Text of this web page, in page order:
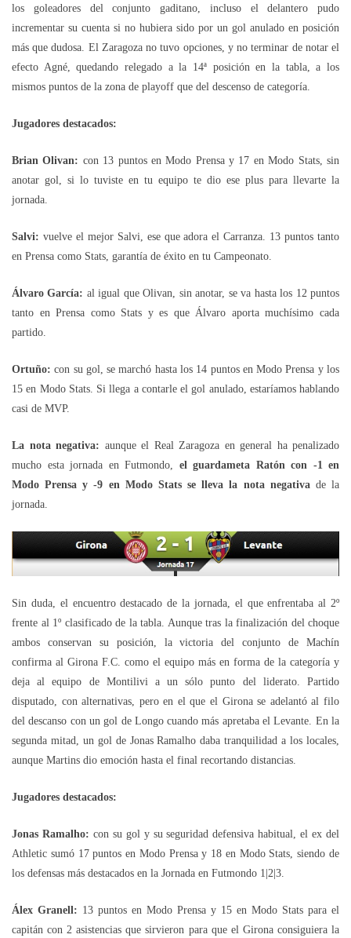
los goleadores del conjunto gaditano, incluso el delantero pudo
incrementar su cuenta si no hubiera sido por un gol anulado en posición
más que dudosa. El Zaragoza no tuvo opciones, y no terminar de notar el
efecto Agné, quedando relegado a la 14ª posición en la tabla, a los
mismos puntos de la zona de playoff que del descenso de categoría.
Jugadores destacados:
Brian Olivan: con 13 puntos en Modo Prensa y 17 en Modo Stats, sin
anotar gol, si lo tuviste en tu equipo te dio ese plus para llevarte la
jornada.
Salvi: vuelve el mejor Salvi, ese que adora el Carranza. 13 puntos tanto
en Prensa como Stats, garantía de éxito en tu Campeonato.
Álvaro García: al igual que Olivan, sin anotar, se va hasta los 12 puntos
tanto en Prensa como Stats y es que Álvaro aporta muchísimo cada
partido.
Ortuño: con su gol, se marchó hasta los 14 puntos en Modo Prensa y los
15 en Modo Stats. Si llega a contarle el gol anulado, estaríamos hablando
casi de MVP.
La nota negativa: aunque el Real Zaragoza en general ha penalizado
mucho esta jornada en Futmondo, el guardameta Ratón con -1 en
Modo Prensa y -9 en Modo Stats se lleva la nota negativade la
jornada.
Sin duda, el encuentro destacado de la jornada, el que enfrentaba al 2º
frente al 1º clasificado de la tabla. Aunque tras la finalización del choque
ambos conservan su posición, la victoria del conjunto de Machín
confirma al Girona F.C. como el equipo más en forma de la categoría y
deja al equipo de Montilivi a un sólo punto del liderato. Partido
disputado, con alternativas, pero en el que el Girona se adelantó al filo
del descanso con un gol de Longo cuando más apretaba el Levante. En la
segunda mitad, un gol de Jonas Ramalho daba tranquilidad a los locales,
aunque Martins dio emoción hasta el final recortando distancias.
Jugadores destacados:
Jonas Ramalho: con su gol y su seguridad defensiva habitual, el ex del
Athletic sumó 17 puntos en Modo Prensa y 18 en Modo Stats, siendo de
los defensas más destacados en la Jornada en Futmondo 1|2|3.
Álex Granell: 13 puntos en Modo Prensa y 15 en Modo Stats para el
capitán con 2 asistencias que sirvieron para que el Girona consiguiera la